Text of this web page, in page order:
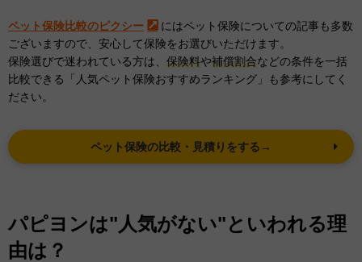
ペット保険比較のピクシー
にはペット保険についての記事も多数
ございますので、安心して保険をお選びいただけます。
保険選びで迷われている方は、 保険料や補償割合などの条件を一括
比較できる「人気ペット保険おすすめランキング」も参考にしてく
ださい。
ペット保険の比較・見積りをする→
パピヨンは"人気がない"といわれる理
由は？